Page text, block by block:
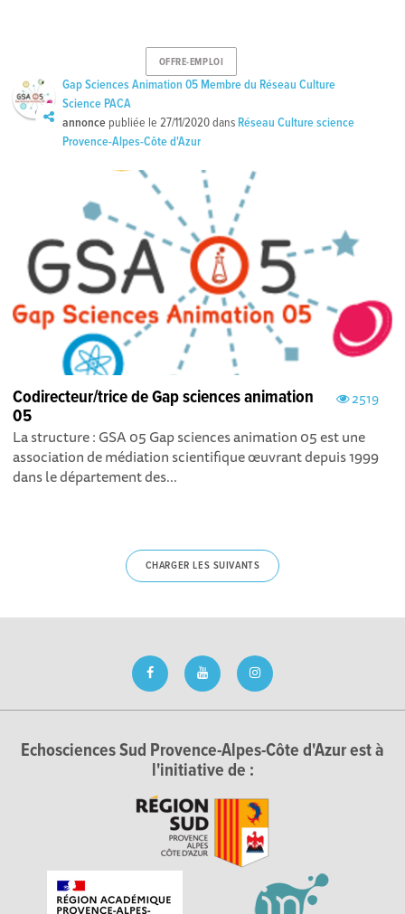
OFFRE-EMPLOI
Gap Sciences Animation 05 Membre du Réseau Culture
Science PACA
annonce publiée le27/11/2020dans Réseau Culture science
Provence-Alpes-Côte d'Azur
2519
Codirecteur/trice de Gap sciences animation
05
La structure : GSA 05 Gap sciences animation 05 est une
association de médiation scientifique œuvrant depuis 1999
dans le département des...
CHARGER LES SUIVANTS
Echosciences Sud Provence-Alpes-Côte d'Azur est à
l'initiative de :